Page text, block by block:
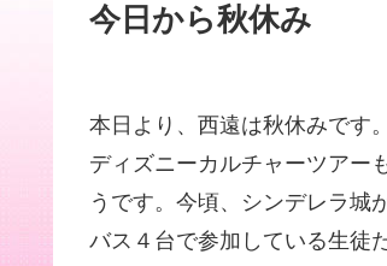
今日から秋休み
本日より、西遠は秋休みです。
ディズニーカルチャーツアー
うです。今頃、シンデレラ城
バス４台で参加している生徒